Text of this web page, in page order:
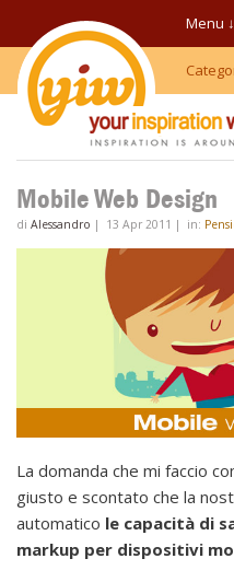
Menu ↓
Mobile Web Design
di Alessandro | 13 Apr 2011 | in:
La domanda che mi faccio
giusto e scontato che la
automatico le capacità di
markup per dispositivi